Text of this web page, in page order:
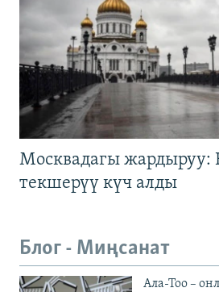
Москвадагы жардыруу:
текшерүү күч алды
Блог - Миңсанат
Ала-Тоо –